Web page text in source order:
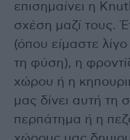
επισημαίνει η
σχέση μαζί τους.
(όπου είμαστε
τη φύση), η
χώρου ή η
μας δίνει αυτή τη
περπάτημα ή η